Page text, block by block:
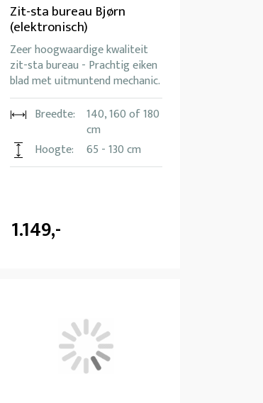
Zit-sta bureau Bjørn
(elektronisch)
Zeer hoogwaardige kwaliteit
zit-sta bureau - Prachtig eiken
blad met uitmuntend mechanic.
Breedte:
140, 160 of 180
cm
Hoogte:
65 - 130 cm
1.149,-